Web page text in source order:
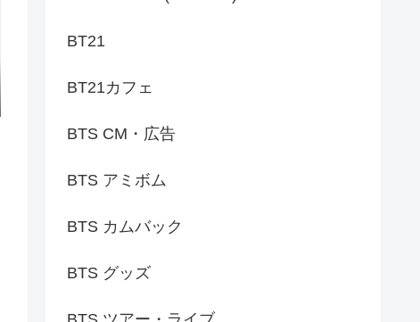
BT21
BT21カフェ
BTS CM・広告
BTS アミボム
BTS カムバック
BTS グッズ